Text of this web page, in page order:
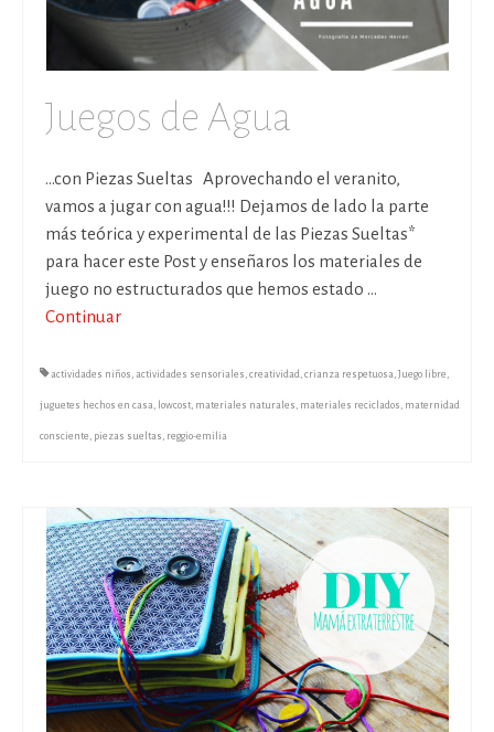
Juegos de Agua
…con Piezas Sueltas Aprovechando el veranito,
vamos a jugar con agua!!! Dejamos de lado la parte
más teórica y experimental de las Piezas Sueltas*
para hacer este Post y enseñaros los materiales de
juego no estructurados que hemos estado …
Continuar
actividades niños , actividades sensoriales , creatividad, crianza respetuosa, Juego libre ,
juguetes hechos en casa, lowcost, materiales naturales , materiales reciclados , maternidad
consciente , piezas sueltas , reggio-emilia